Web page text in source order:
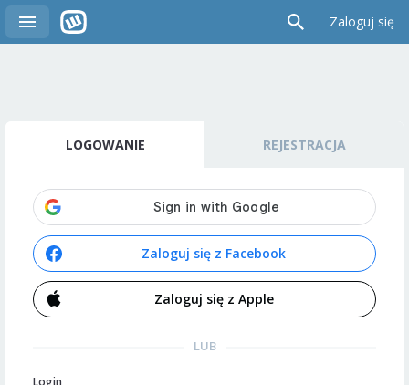
Zaloguj się
LOGOWANIE REJESTRACJA
Zaloguj się z Facebook
Zaloguj się z Apple
LUB
Login